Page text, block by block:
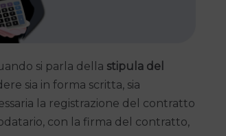
si parla della stipula del
sia in forma scritta, sia
la registrazione del contratto
con la firma del contratto,